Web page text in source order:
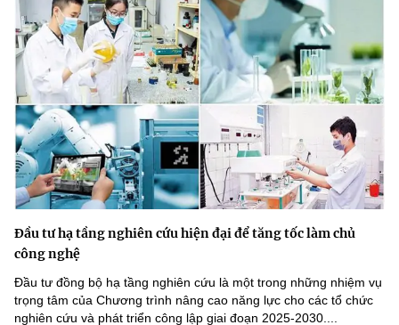
Đầu tư hạ tầng nghiên cứu hiện đại để tăng tốc làm chủ
công nghệ
Đầu tư đồng bộ hạ tầng nghiên cứu là một trong những nhiệm vụ
trọng tâm của Chương trình nâng cao năng lực cho các tổ chức
nghiên cứu và phát triển công lập giai đoạn 2025-2030....